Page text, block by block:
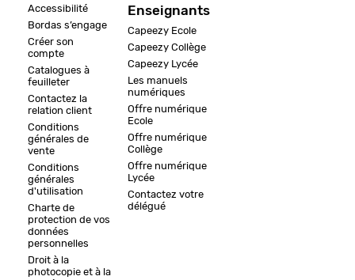
Accessibilité
Bordas s’engage
Créer son
compte
Catalogues à
feuilleter
Contactez la
relation client
Conditions
générales de
vente
Conditions
générales
d'utilisation
Charte de
protection de vos
données
personnelles
Droit à la
photocopie et à la
Enseignants
Capeezy Ecole
Capeezy Collège
Capeezy Lycée
Les manuels
numériques
Offre numérique
Ecole
Offre numérique
Collège
Offre numérique
Lycée
Contactez votre
délégué